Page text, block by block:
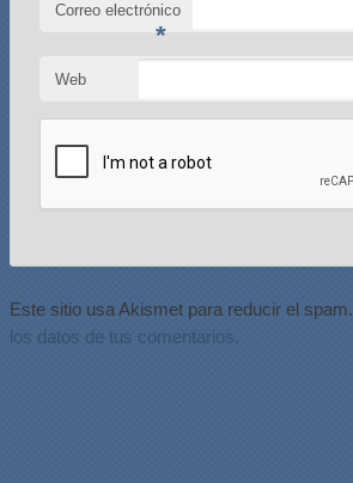
Correo electrónico
*
Web
Este sitio usa Akismet para reducir el spam.
los datos de tus comentarios.